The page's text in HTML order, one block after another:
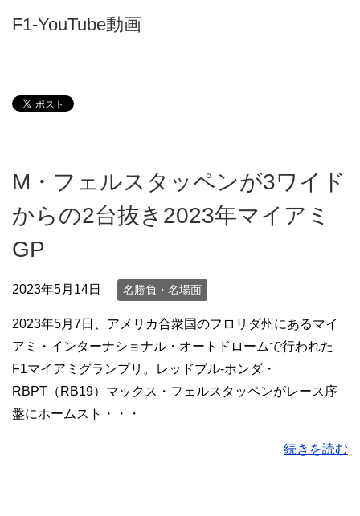
F1-YouTube動画
M・フェルスタッペンが3ワイド
からの2台抜き2023年マイアミ
GP
2023年5月14日 名勝負・名場面
2023年5月7日、アメリカ合衆国のフロリダ州にあるマイ
アミ・インターナショナル・オートドロームで行われた
F1マイアミグランプリ。レッドブル-ホンダ・
RBPT（RB19）マックス・フェルスタッペンがレース序
盤にホームスト・・・
続きを読む